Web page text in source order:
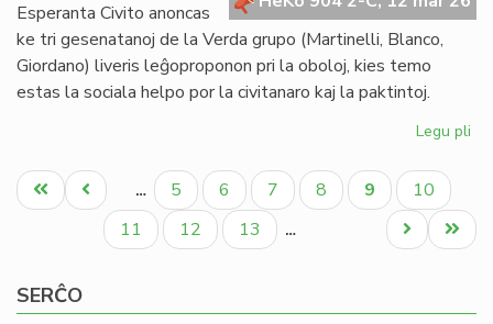
Esperanta Civito anoncas
ke tri gesenatanoj de la Verda grupo (Martinelli, Blanco,
Giordano) liveris leĝoproponon pri la oboloj, kies temo
estas la sociala helpo por la civitanaro kaj la paktintoj.
Legu pli
la
Pagination
Unua
paĝo
Antaŭa
paĝo
… Paĝo
5 Paĝo
6 Paĝo
7 Paĝo
8
Aktuala
paĝo
9 Paĝo
10
Paĝo
11 Paĝo
12 Paĝo
13 …
Last
page
Next
page
SERĈO